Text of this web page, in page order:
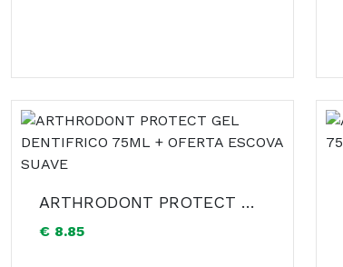
ARTHRODONT PROTECT GEL DENTIFRICO 75ML + OFERTA ESCOVA SUAVE
€ 8.85